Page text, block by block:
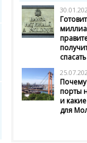
Почему
порты
и
для